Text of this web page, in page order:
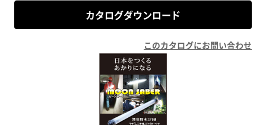
カタログダウンロード
このカタログにお問い合わせ